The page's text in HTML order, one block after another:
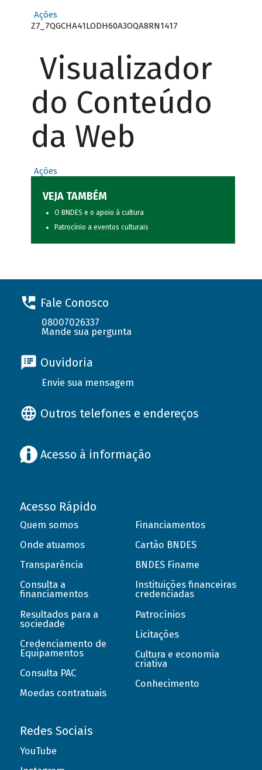
Ações
Z7_7QGCHA41LODH60A3OQA8RN1417
Visualizador
do Conteúdo
da Web
Ações
VEJA TAMBÉM
O BNDES e o apoio à cultura
Patrocínio a eventos culturais
Fale Conosco
08007026337
Mande sua pergunta
Ouvidoria
Envie sua mensagem
Outros telefones e endereços
Acesso à informação
Acesso Rápido
Quem somos
Onde atuamos
Transparência
Consulta a
financiamentos
Resultados para a
sociedade
Credenciamento de
Equipamentos
Consulta PAC
Moedas contratuais
Financiamentos
Cartão BNDES
BNDES Finame
Instituições financeiras
credenciadas
Patrocínios
Licitações
Cultura e economia
criativa
Conhecimento
Redes Sociais
YouTube